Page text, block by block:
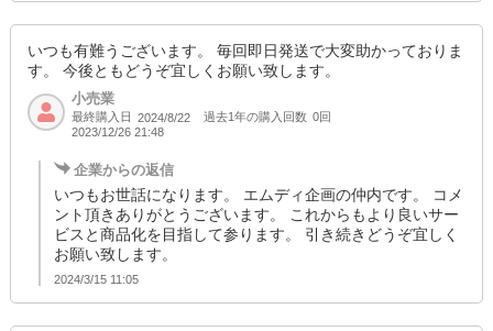
いつも有難うございます。 毎回即日発送で大変助かっておりま
す。 今後ともどうぞ宜しくお願い致します。
小売業
最終購入日 2024/8/22 過去1年の購入回数 0回
2023/12/26 21:48
企業からの返信
いつもお世話になります。 エムディ企画の仲内です。 コメ
ント頂きありがとうございます。 これからもより良いサー
ビスと商品化を目指して参ります。 引き続きどうぞ宜しく
お願い致します。
2024/3/15 11:05